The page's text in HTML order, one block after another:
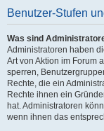
Benutzer-Stufen
Was sind
Administratoren haben
Art von Aktion im Forum
sperren,
Rechte, die ein
Rechte ihnen ein
hat. Administratoren
wenn ihnen das